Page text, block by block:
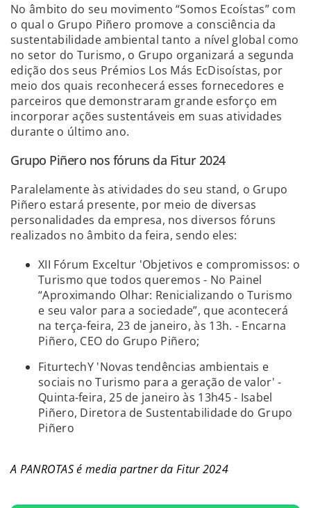
No âmbito do seu movimento “Somos Ecoístas” com
o qual o Grupo Piñero promove a consciência da
sustentabilidade ambiental tanto a nível global como
no setor do Turismo, o Grupo organizará a segunda
edição dos seus Prémios Los Más EcDisoístas, por
meio dos quais reconhecerá esses fornecedores e
parceiros que demonstraram grande esforço em
incorporar ações sustentáveis em suas atividades
durante o último ano.
Grupo Piñero nos fóruns da Fitur 2024
Paralelamente às atividades do seu stand, o Grupo
Piñero estará presente, por meio de diversas
personalidades da empresa, nos diversos fóruns
realizados no âmbito da feira, sendo eles:
XII Fórum Exceltur 'Objetivos e compromissos: o
Turismo que todos queremos - No Painel
“Aproximando Olhar: Renicializando o Turismo
e seu valor para a sociedade”, que acontecerá
na terça-feira, 23 de janeiro, às 13h. - Encarna
Piñero, CEO do Grupo Piñero;
FiturtechY 'Novas tendências ambientais e
sociais no Turismo para a geração de valor' -
Quinta-feira, 25 de janeiro às 13h45 - Isabel
Piñero, Diretora de Sustentabilidade do Grupo
Piñero
A PANROTAS é media partner da Fitur 2024